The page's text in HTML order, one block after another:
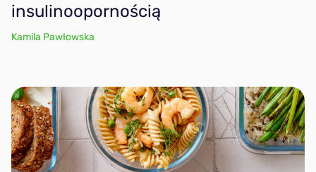
insulinoopornością
Kamila Pawłowska